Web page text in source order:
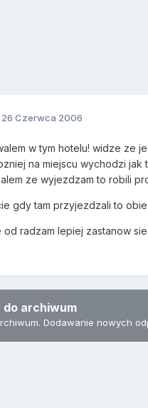
26 Czerwca 2006
w tym hotelu! widze ze
na miejscu wychodzi
ze wyjezdzam to robili
gdy tam przyjezdzali to
radzam lepiej zastanow
do archiwum
Dodawanie nowych